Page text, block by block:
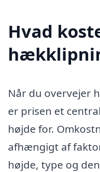
Hvad
Når du overvejer
er prisen et
højde for.
afhængigt af
højde, type og